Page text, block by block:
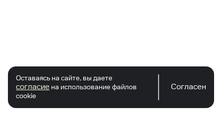
Оставаясь на сайте, вы даете
согласие на использование файлов
cookie
Согласен